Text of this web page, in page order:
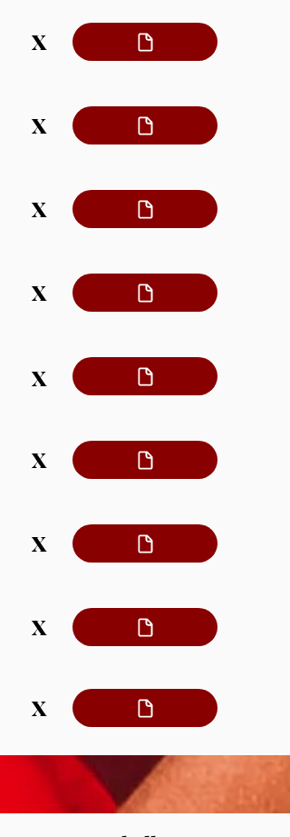
X
X
X
X
X
X
X
X
X